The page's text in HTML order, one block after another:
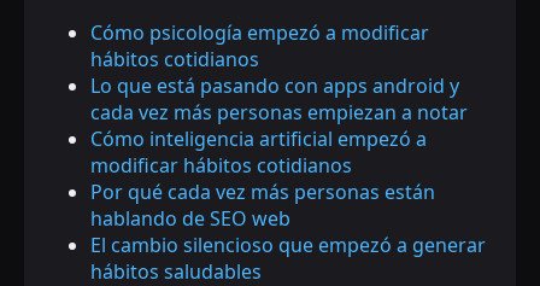
Cómo psicología empezó a modificar
hábitos cotidianos
Lo que está pasando con apps android y
cada vez más personas empiezan a notar
Cómo inteligencia artificial empezó a
modificar hábitos cotidianos
Por qué cada vez más personas están
hablando de SEO web
El cambio silencioso que empezó a generar
hábitos saludables